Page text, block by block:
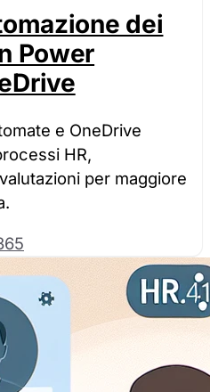
dei
Power
e OneDrive
HR,
per maggiore